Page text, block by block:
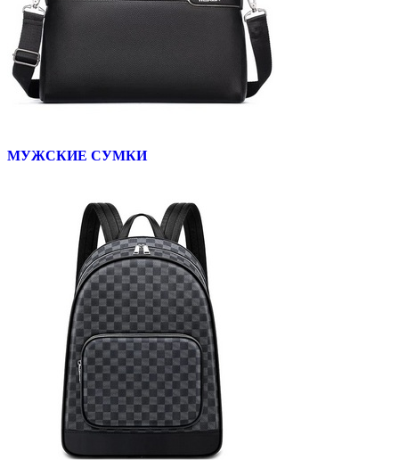
МУЖСКИЕ СУМКИ